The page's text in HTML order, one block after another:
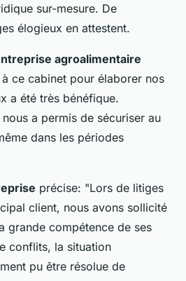
sur-mesure. De
élogieux en attestent.
agroalimentaire
ce cabinet pour élaborer nos
a été très bénéfique.
a permis de sécuriser au
dans les périodes
précise: "Lors de litiges
client, nous avons sollicité
grande compétence de ses
conflits, la situation
pu être résolue de